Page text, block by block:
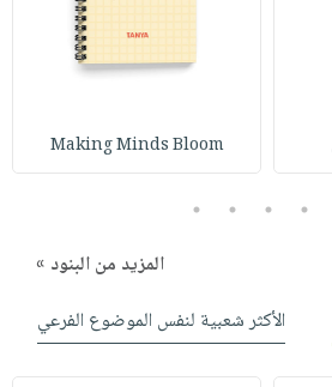
Making Minds Bloom
2
3
4
5
المزيد من البنود »
الأكثر شعبية لنفس الموضوع الفرعي